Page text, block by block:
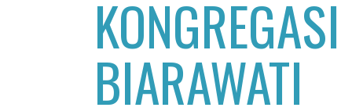
KONGREGASI
BIARAWATI